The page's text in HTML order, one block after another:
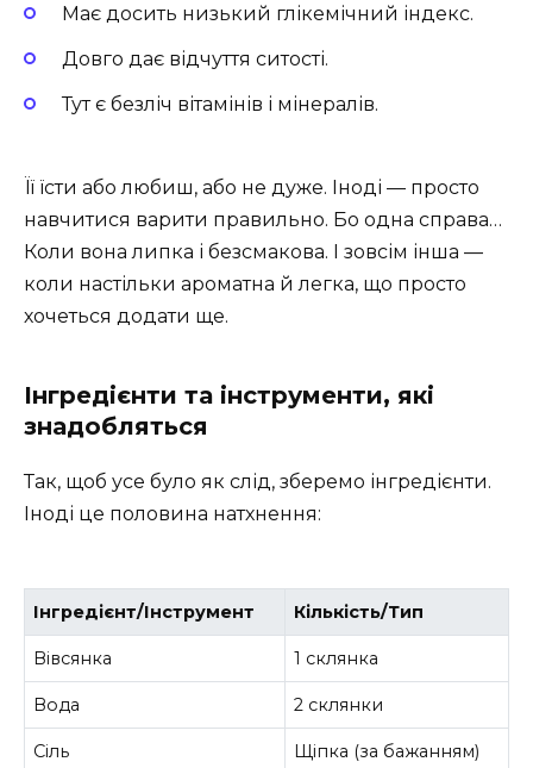
Має досить низький глікемічний індекс.
Довго дає відчуття ситості.
Тут є безліч вітамінів і мінералів.
Її їсти або любиш, або не дуже. Іноді — просто
навчитися варити правильно. Бо одна справа…
Коли вона липка і безсмакова. І зовсім інша —
коли настільки ароматна й легка, що просто
хочеться додати ще.
Інгредієнти та інструменти, які
знадобляться
Так, щоб усе було як слід, зберемо інгредієнти.
Іноді це половина натхнення:
Інгредієнт/Інструмент Кількість/Тип
Вівсянка 1 склянка
Вода 2 склянки
Сіль Щіпка (за бажанням)